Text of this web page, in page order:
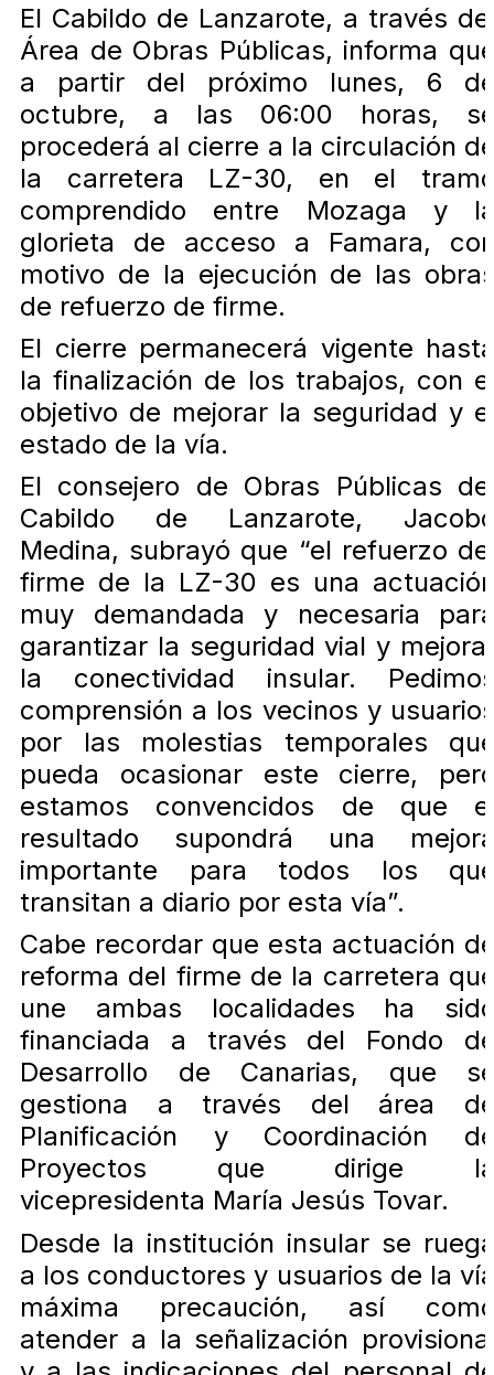
El Cabildo de Lanzarote, a través
Área de Obras Públicas, informa
a partir del próximo lunes, 6
octubre, a las 06:00 horas,
procederá al cierre a la circulación
la carretera LZ-30, en el
comprendido entre Mozaga y
glorieta de acceso a Famara,
motivo de la ejecución de las
de refuerzo de firme.
El cierre permanecerá vigente
la finalización de los trabajos, con
objetivo de mejorar la seguridad y
estado de la vía.
El consejero de Obras Públicas
Cabildo de Lanzarote,
Medina, subrayó que “el refuerzo
firme de la LZ-30 es una
muy demandada y necesaria
garantizar la seguridad vial y
la conectividad insular.
comprensión a los vecinos y
por las molestias temporales
pueda ocasionar este cierre,
estamos convencidos de que
resultado supondrá una
importante para todos los
transitan a diario por esta vía”.
Cabe recordar que esta actuación
reforma del firme de la carretera
une ambas localidades ha
financiada a través del Fondo
Desarrollo de Canarias, que
gestiona a través del área
Planificación y Coordinación
Proyectos que dirige
vicepresidenta María Jesús Tovar.
Desde la institución insular se
a los conductores y usuarios de la
máxima precaución, así
atender a la señalización